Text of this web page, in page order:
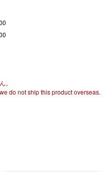
。
do not ship this product overseas.